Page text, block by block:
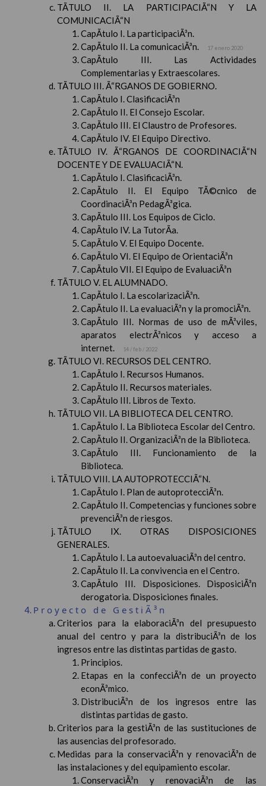
TÃTULO II. LA PARTICIPACIÃ“N Y LA
COMUNICACIÃ“N
CapÃ­tulo I. La participaciÃ³n.
CapÃ­tulo II. La comunicaciÃ³n.
17 enero 2020
CapÃ­tulo III. Las Actividades
Complementarias y Extraescolares.
TÃTULO III. Ã“RGANOS DE GOBIERNO.
CapÃ­tulo I. ClasificaciÃ³n
CapÃ­tulo II. El Consejo Escolar.
CapÃ­tulo III. El Claustro de Profesores.
CapÃ­tulo IV. El Equipo Directivo.
TÃTULO IV. Ã“RGANOS DE COORDINACIÃ“N
DOCENTE Y DE EVALUACIÃ“N.
CapÃ­tulo I. ClasificaciÃ³n.
CapÃ­tulo II. El Equipo TÃ©cnico de
CoordinaciÃ³n PedagÃ³gica.
CapÃ­tulo III. Los Equipos de Ciclo.
CapÃ­tulo IV. La TutorÃ­a.
CapÃ­tulo V. El Equipo Docente.
CapÃ­tulo VI. El Equipo de OrientaciÃ³n
CapÃ­tulo VII. El Equipo de EvaluaciÃ³n
TÃTULO V. EL ALUMNADO.
CapÃ­tulo I. La escolarizaciÃ³n.
CapÃ­tulo II. La evaluaciÃ³n y la promociÃ³n.
CapÃ­tulo III. Normas de uso de mÃ³viles,
aparatos electrÃ³nicos y acceso a
internet.
14 / feb / 2022
TÃTULO VI. RECURSOS DEL CENTRO.
CapÃ­tulo I. Recursos Humanos.
CapÃ­tulo II. Recursos materiales.
CapÃ­tulo III. Libros de Texto.
TÃTULO VII. LA BIBLIOTECA DEL CENTRO.
CapÃ­tulo I. La Biblioteca Escolar del Centro.
CapÃ­tulo II. OrganizaciÃ³n de la Biblioteca.
CapÃ­tulo III. Funcionamiento de la
Biblioteca.
TÃTULO VIII. LA AUTOPROTECCIÃ“N.
CapÃ­tulo I. Plan de autoprotecciÃ³n.
CapÃ­tulo II. Competencias y funciones sobre
prevenciÃ³n de riesgos.
TÃTULO IX. OTRAS DISPOSICIONES
GENERALES.
CapÃ­tulo I. La autoevaluaciÃ³n del centro.
CapÃ­tulo II. La convivencia en el Centro.
CapÃ­tulo III. Disposiciones. DisposiciÃ³n
derogatoria. Disposiciones finales.
Proyecto de GestiÃ³n
Criterios para la elaboraciÃ³n del presupuesto
anual del centro y para la distribuciÃ³n de los
ingresos entre las distintas partidas de gasto.
Principios.
Etapas en la confecciÃ³n de un proyecto
econÃ³mico.
DistribuciÃ³n de los ingresos entre las
distintas partidas de gasto.
Criterios para la gestiÃ³n de las sustituciones de
las ausencias del profesorado.
Medidas para la conservaciÃ³n y renovaciÃ³n de
las instalaciones y del equipamiento escolar.
ConservaciÃ³n y renovaciÃ³n de las